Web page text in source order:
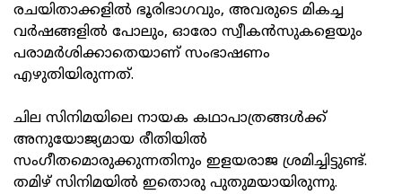
രചയിതാക്കളിൽ ഭൂരിഭാഗവും, അവരുടെ മികച്ച
വർഷങ്ങളിൽ പോലും, ഓരോ സ്വീകൻസുകളെയും
പരാമർശിക്കാതെയാണ് സംഭാഷണം
എഴുതിയിരുന്നത്.
ചില സിനിമയിലെ നായക കഥാപാത്രങ്ങൾക്ക്
അനുയോജ്യമായ രീതിയിൽ
സംഗീതമൊരുക്കുന്നതിനും ഇളയരാജ ശ്രമിച്ചിട്ടുണ്ട്.
തമിഴ് സിനിമയിൽ ഇതൊരു പുതുമയായിരുന്നു.